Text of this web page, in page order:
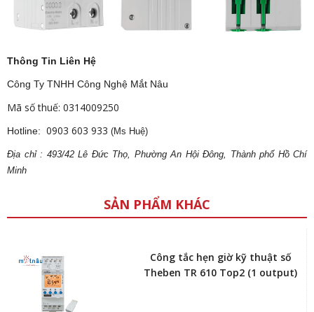
Thông Tin Liên Hệ
Công Ty TNHH Công Nghệ Mắt Nâu
Mã số thuế: 0314009250
Hotline: 0903 603 933 (Ms Huệ)
Địa chỉ : 493/42 Lê Đức Thọ, Phường An Hội Đông, Thành phố Hồ Chí
Minh
SẢN PHẨM KHÁC
Công tắc hẹn giờ kỹ thuật số
Theben TR 610 Top2 (1 output)